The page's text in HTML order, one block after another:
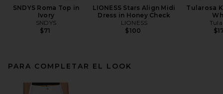
SNDYS Roma Top in
Ivory
SNDYS
$71
LIONESS Stars Align Midi
Dress in Honey Check
LIONESS
$100
Tularosa
PARA COMPLETAR EL LOOK